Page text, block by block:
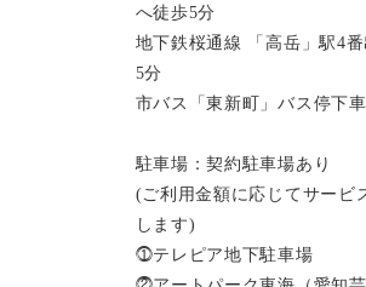
へ徒歩5分
地下鉄桜通線 「高岳」駅4
5分
市バス「東新町」バス停下車
駐車場：契約駐車場あり
(ご利用金額に応じてサービ
します)
⓵テレピア地下駐車場